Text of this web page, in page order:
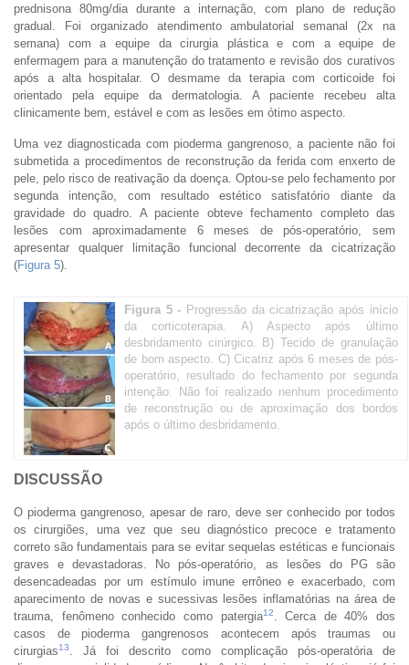
prednisona 80mg/dia durante a internação, com plano de redução
gradual. Foi organizado atendimento ambulatorial semanal (2x na
semana) com a equipe da cirurgia plástica e com a equipe de
enfermagem para a manutenção do tratamento e revisão dos curativos
após a alta hospitalar. O desmame da terapia com corticoide foi
orientado pela equipe da dermatologia. A paciente recebeu alta
clinicamente bem, estável e com as lesões em ótimo aspecto.
Uma vez diagnosticada com pioderma gangrenoso, a paciente não foi
submetida a procedimentos de reconstrução da ferida com enxerto de
pele, pelo risco de reativação da doença. Optou-se pelo fechamento por
segunda intenção, com resultado estético satisfatório diante da
gravidade do quadro. A paciente obteve fechamento completo das
lesões com aproximadamente 6 meses de pós-operatório, sem
apresentar qualquer limitação funcional decorrente da cicatrização
(Figura 5).
Figura 5 - Progressão da cicatrização após início
da corticoterapia. A) Aspecto após último
desbridamento cirúrgico. B) Tecido de granulação
de bom aspecto. C) Cicatriz após 6 meses de pós-
operatório, resultado do fechamento por segunda
intenção. Não foi realizado nenhum procedimento
de reconstrução ou de aproximação dos bordos
após o último desbridamento.
DISCUSSÃO
O pioderma gangrenoso, apesar de raro, deve ser conhecido por todos
os cirurgiões, uma vez que seu diagnóstico precoce e tratamento
correto são fundamentais para se evitar sequelas estéticas e funcionais
graves e devastadoras. No pós-operatório, as lesões do PG são
desencadeadas por um estímulo imune errôneo e exacerbado, com
aparecimento de novas e sucessivas lesões inflamatórias na área de
trauma, fenômeno conhecido como patergia12
. Cerca de 40% dos
casos de pioderma gangrenosos acontecem após traumas ou
cirurgias13
. Já foi descrito como complicação pós-operatória de